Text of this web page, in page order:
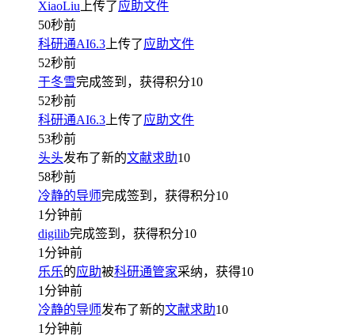
XiaoLiu 上传了应助文件
50秒前
科研通AI6.3 上传了应助文件
52秒前
于冬雪完成签到，获得积分10
52秒前
科研通AI6.3 上传了应助文件
53秒前
头头发布了新的文献求助10
58秒前
冷静的导师完成签到，获得积分10
1分钟前
digilib完成签到，获得积分10
1分钟前
乐乐的应助被科研通管家采纳，获得10
1分钟前
冷静的导师发布了新的文献求助10
1分钟前